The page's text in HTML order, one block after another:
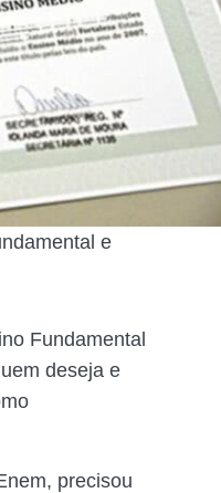
e
Fundamental
deseja e
precisou